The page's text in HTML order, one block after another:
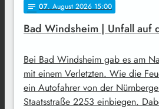
notes 07. August 2026 15:00
Bad Windsheim | Unfall auf
Bei Bad Windsheim gab es am
mit einem Verletzten. Wie die
ein Autofahrer von der
Staatsstraße 2253 einbiegen.